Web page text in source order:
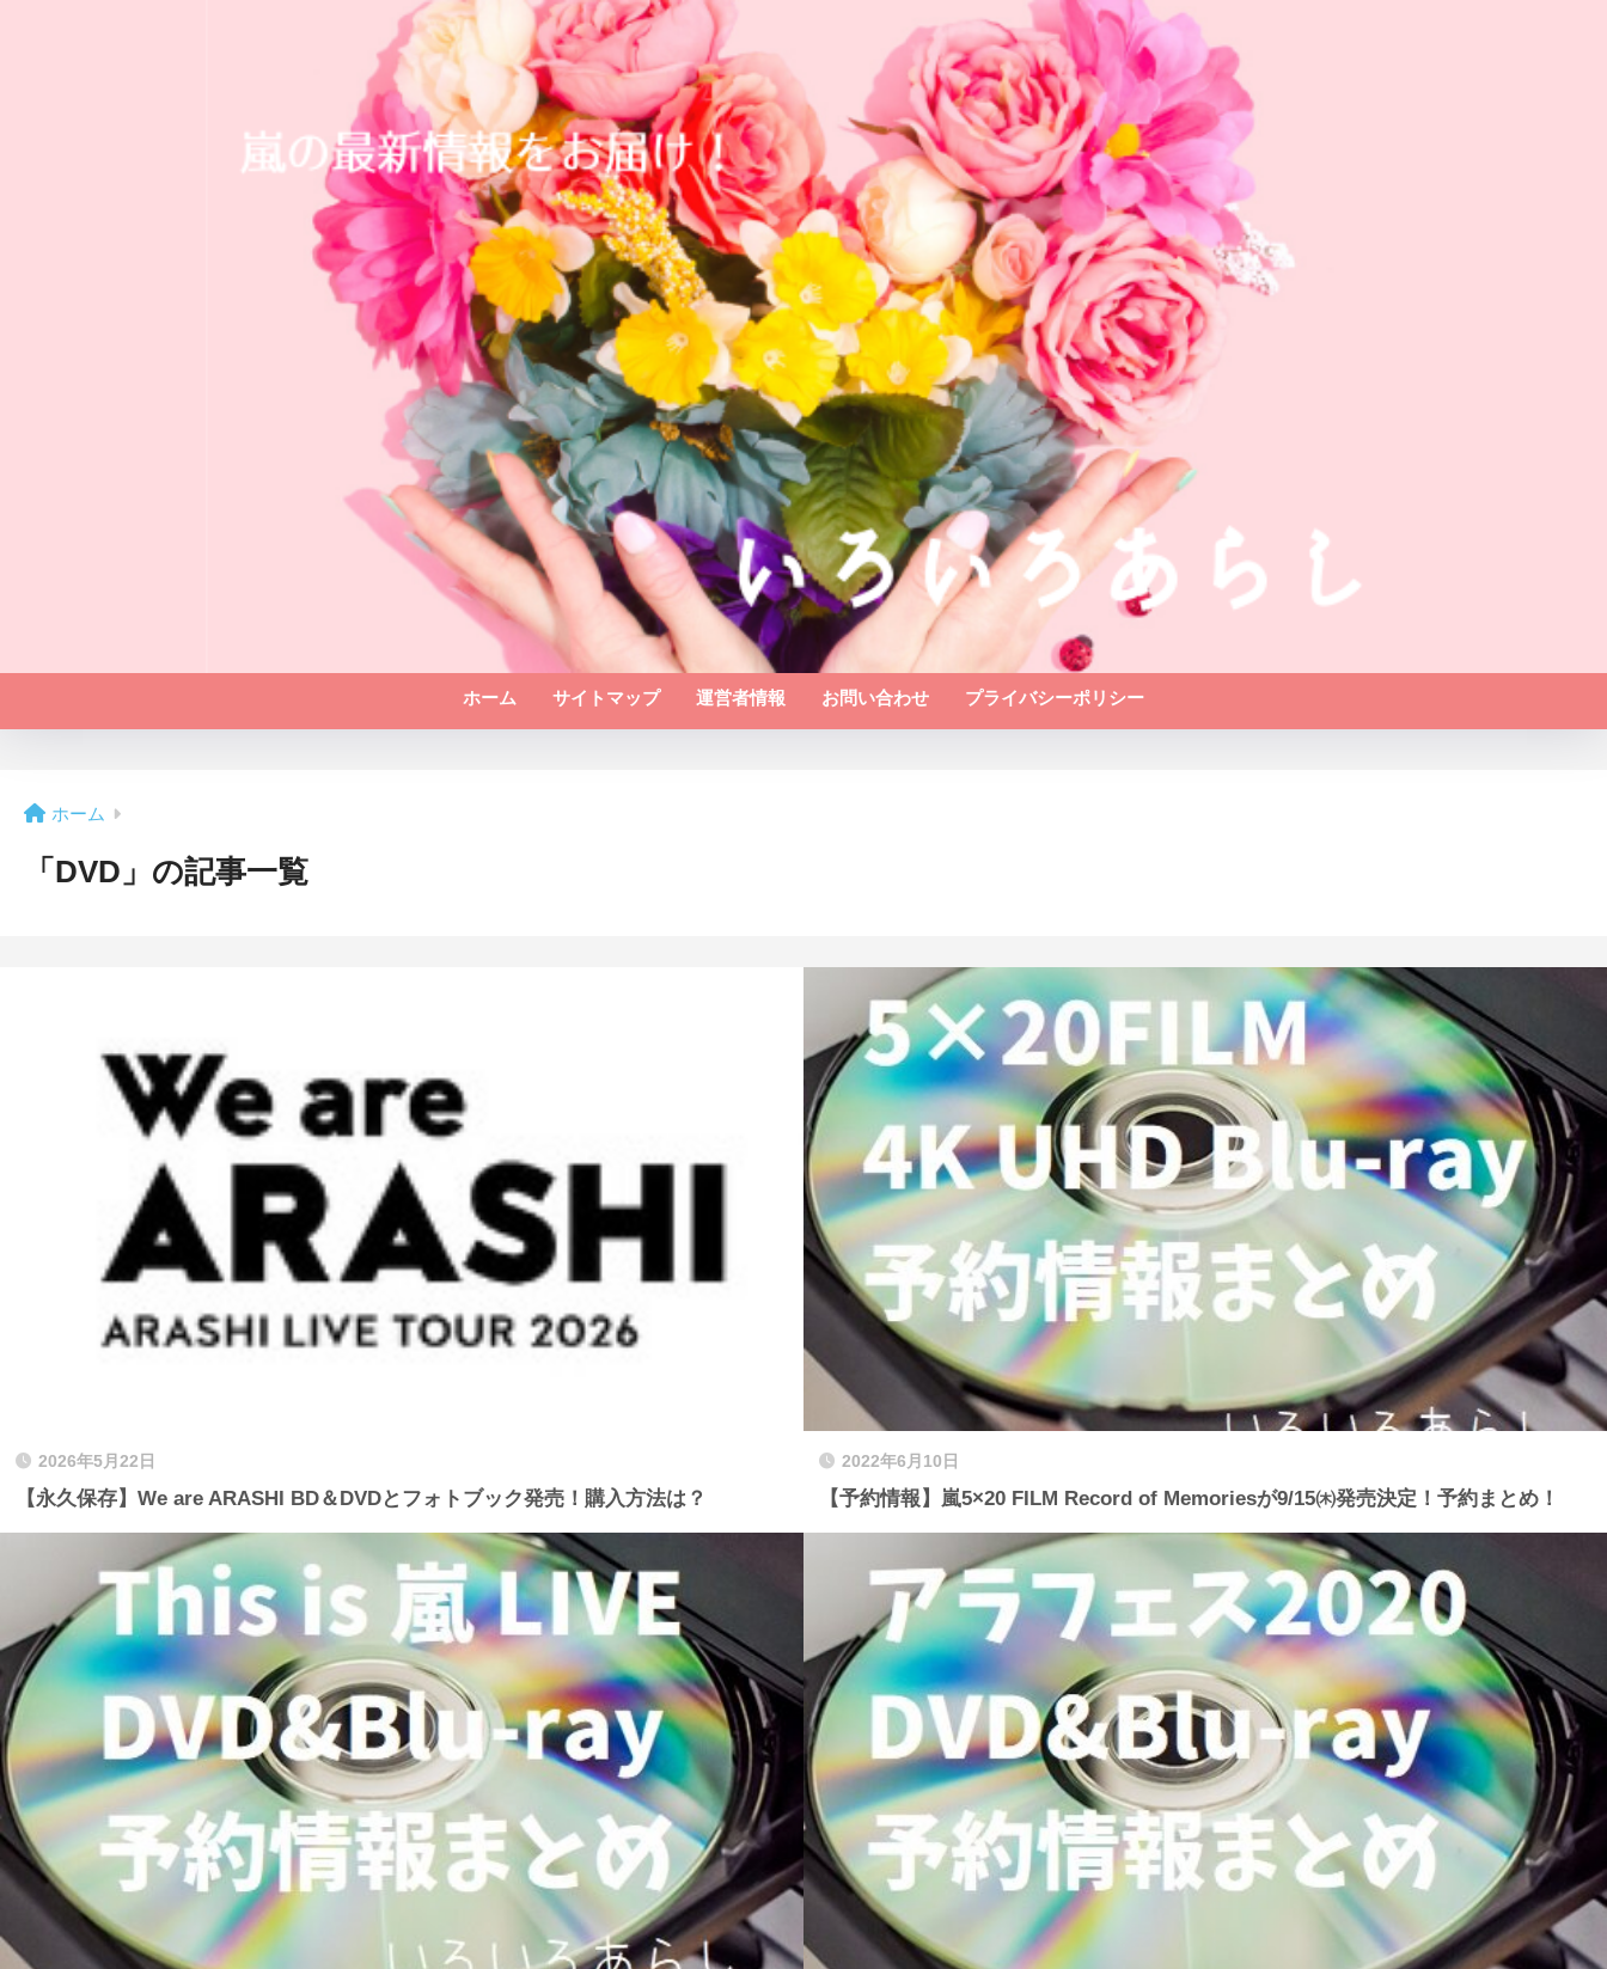
ホーム サイトマップ 運営者情報 お問い合わせ プライバシーポリシー
ホーム
「DVD」の記事一覧
2026年5月22日
【永久保存】We are ARASHI BD＆DVDとフォトブック発売！購入方法は？
2022年6月10日
【予約情報】嵐5×20 FILM Record of Memoriesが9/15㈭発売決定！予約まとめ！